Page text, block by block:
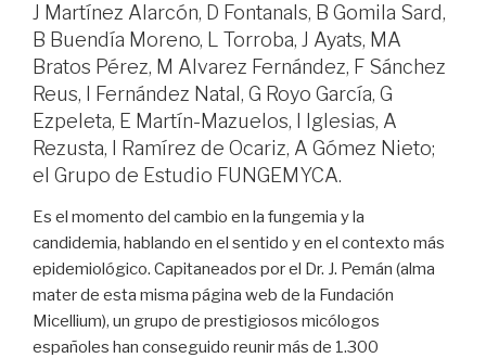
J Martínez Alarcón, D Fontanals, B Gomila Sard,
B Buendía Moreno, L Torroba, J Ayats, MA
Bratos Pérez, M Alvarez Fernández, F Sánchez
Reus, I Fernández Natal, G Royo García, G
Ezpeleta, E Martín-Mazuelos, I Iglesias, A
Rezusta, I Ramírez de Ocariz, A Gómez Nieto;
el Grupo de Estudio FUNGEMYCA.
Es el momento del cambio en la fungemia y la
candidemia, hablando en el sentido y en el contexto más
epidemiológico. Capitaneados por el Dr. J. Pemán (alma
mater de esta misma página web de la Fundación
Micellium), un grupo de prestigiosos micólogos
españoles han conseguido reunir más de 1.300